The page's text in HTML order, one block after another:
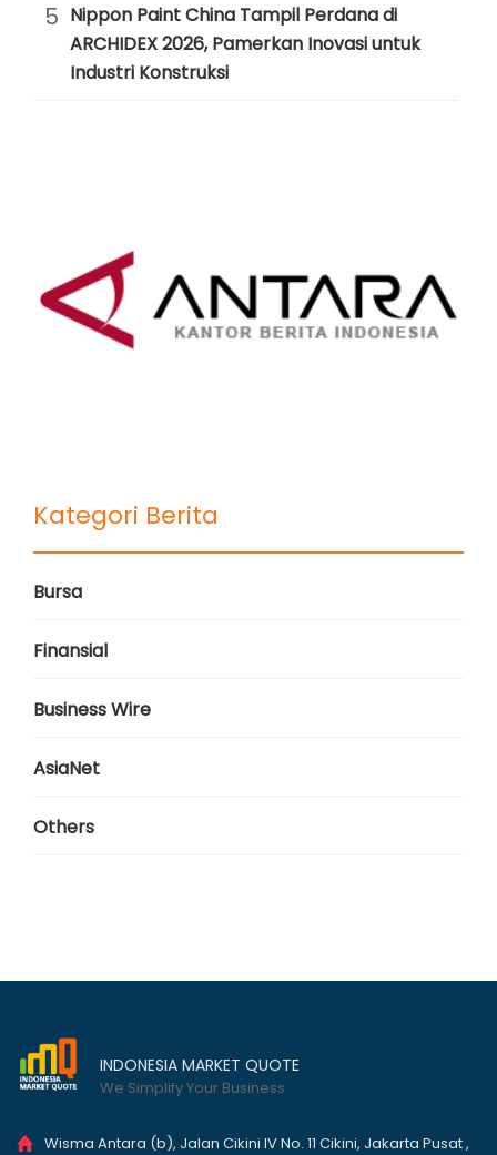
5 Nippon Paint China Tampil Perdana di
ARCHIDEX 2026, Pamerkan Inovasi untuk
Industri Konstruksi
Kategori Berita
Bursa
Finansial
Business Wire
AsiaNet
Others
INDONESIA MARKET QUOTE
We Simplify Your Business
Wisma Antara (b), Jalan Cikini IV No. 11 Cikini, Jakarta Pusat ,